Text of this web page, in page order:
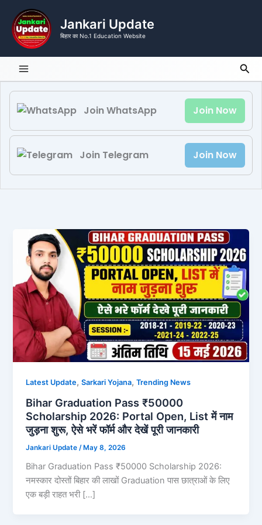
content
Jankari Update
बिहार का No.1 Education Website
Join WhatsApp Join Now
Join Telegram Join Now
Latest Update,Sarkari Yojana,Trending News
Bihar Graduation Pass ₹50000
Scholarship 2026: Portal Open, List में नाम
जुड़ना शुरू, ऐसे भरें फॉर्म और देखें पूरी जानकारी
Jankari Update /May 8, 2026
Bihar Graduation Pass ₹50000 Scholarship 2026:
नमस्कार दोस्तों बिहार की लाखों Graduation पास छात्राओं के लिए
एक बड़ी राहत भरी […]